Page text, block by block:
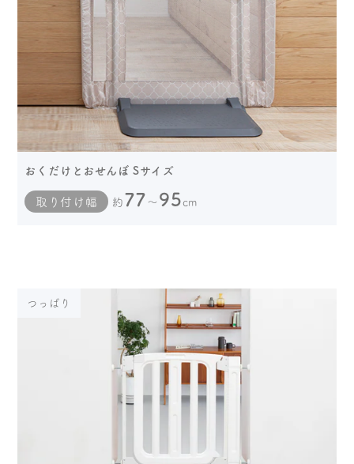
おくだけとおせんぼ Sサイズ
取り付け幅 約 77 ～ 95cm
つっぱり